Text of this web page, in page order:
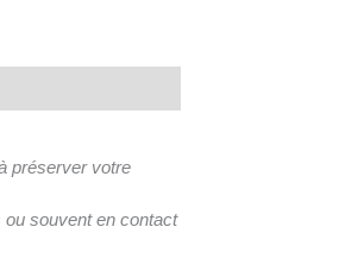
préserver votre
ou souvent en contact